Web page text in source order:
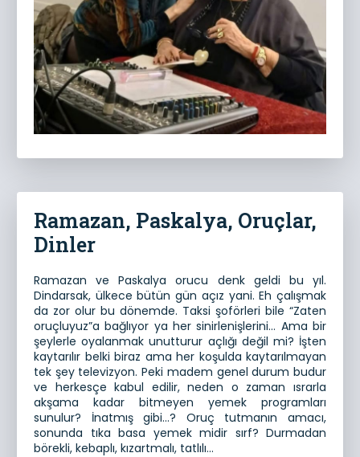
Ramazan, Paskalya, Oruçlar,
Dinler
Ramazan ve Paskalya orucu denk geldi bu yıl.
Dindarsak, ülkece bütün gün açız yani. Eh çalışmak
da zor olur bu dönemde. Taksi şoförleri bile “Zaten
oruçluyuz”a bağlıyor ya her sinirlenişlerini… Ama bir
şeylerle oyalanmak unutturur açlığı değil mi? İşten
kaytarılır belki biraz ama her koşulda kaytarılmayan
tek şey televizyon. Peki madem genel durum budur
ve herkesçe kabul edilir, neden o zaman ısrarla
akşama kadar bitmeyen yemek programları
sunulur? İnatmış gibi…? Oruç tutmanın amacı,
sonunda tıka basa yemek midir sırf? Durmadan
börekli, kebaplı, kızartmalı, tatlılı...